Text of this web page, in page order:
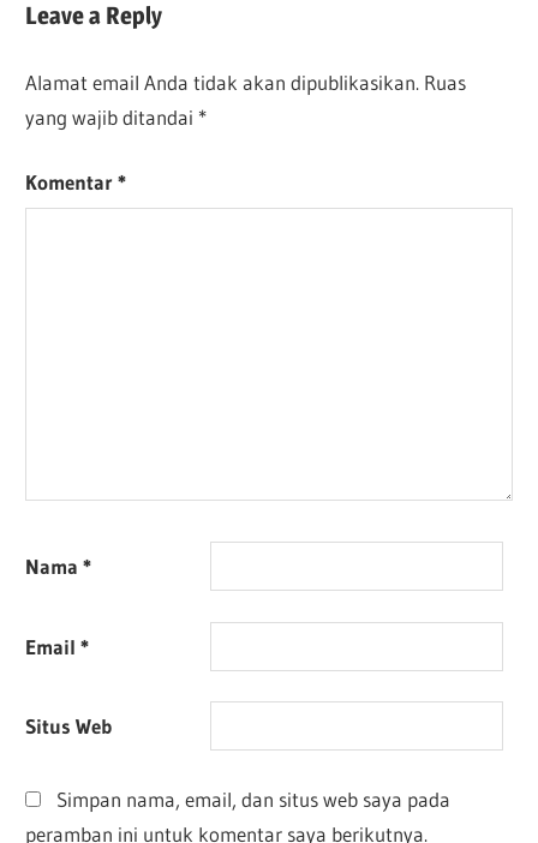
JA-
TW-
DONE
Leave a Reply
Alamat email Anda tidak akan dipublikasikan. Ruas
yang wajib ditandai *
Komentar*
Nama*
Email*
Situs Web
Simpan nama, email, dan situs web saya pada
peramban ini untuk komentar saya berikutnya.